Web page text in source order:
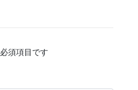
須項目です